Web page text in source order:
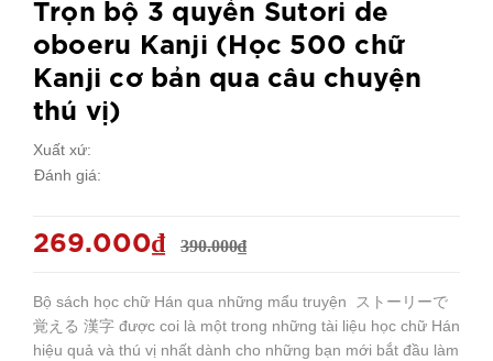
Trọn bộ 3 quyển Sutori de
oboeru Kanji (Học 500 chữ
Kanji cơ bản qua câu chuyện
thú vị)
Xuất xứ:
Đánh giá:
269.000₫ 390.000₫
Bộ sách học chữ Hán qua những mẩu truyện ストーリーで
覚える 漢字 được coi là một trong những tài liệu học chữ Hán
hiệu quả và thú vị nhất dành cho những bạn mới bắt đầu làm